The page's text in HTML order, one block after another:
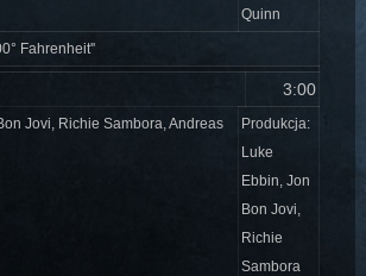
Quinn
Fahrenheit''
3:00
Jovi, Richie Sambora, Andreas
Produkcja:
Luke
Ebbin, Jon
Bon Jovi,
Richie
Sambora